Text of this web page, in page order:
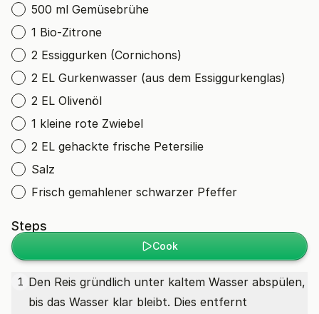
500 ml Gemüsebrühe
1 Bio-Zitrone
2 Essiggurken (Cornichons)
2 EL Gurkenwasser (aus dem Essiggurkenglas)
2 EL Olivenöl
1 kleine rote Zwiebel
2 EL gehackte frische Petersilie
Salz
Frisch gemahlener schwarzer Pfeffer
Steps
Cook
1 Den Reis gründlich unter kaltem Wasser abspülen,
bis das Wasser klar bleibt. Dies entfernt